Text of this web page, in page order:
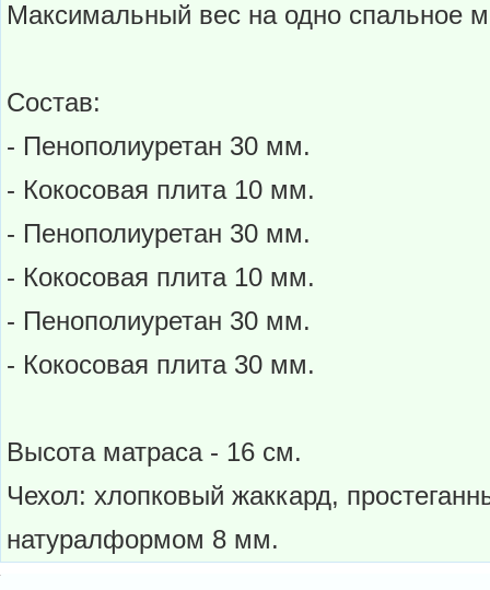
Максимальный вес на одно спальное
Состав:
- Пенополиуретан 30 мм.
- Кокосовая плита 10 мм.
- Пенополиуретан 30 мм.
- Кокосовая плита 10 мм.
- Пенополиуретан 30 мм.
- Кокосовая плита 30 мм.
Высота матраса - 16 см.
Чехол: хлопковый жаккард,
натуралформом 8 мм.